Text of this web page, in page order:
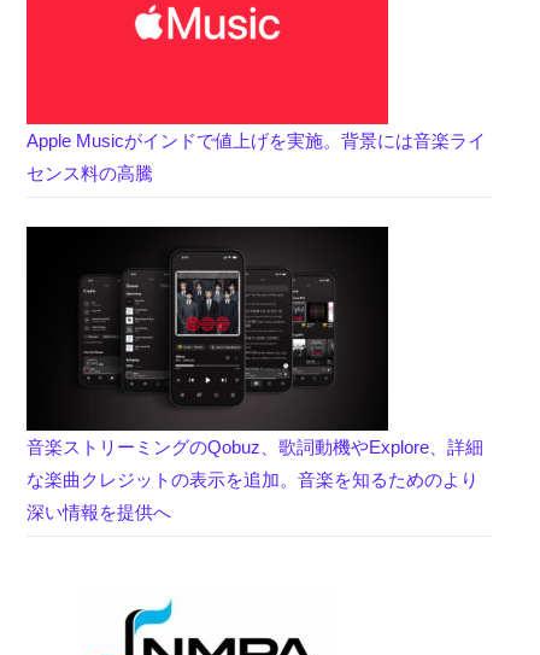
Apple Musicがインドで値上げを実施。背景には音楽ライ
センス料の高騰
音楽ストリーミングのQobuz、歌詞動機やExplore、詳細
な楽曲クレジットの表示を追加。音楽を知るためのより
深い情報を提供へ